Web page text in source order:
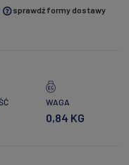
płatności
sprawdź formy dostawy
WAGA
0,84 KG